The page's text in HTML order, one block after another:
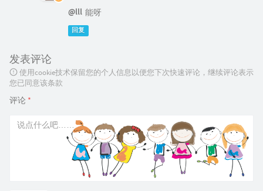
@lll 能呀
回复
发表评论
使用cookie技术保留您的个人信息以便您下次快速评论，继续评论表示
您已同意该条款
评论 *